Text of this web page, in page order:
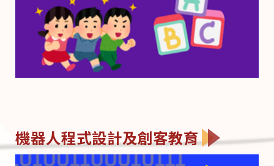
機器人程式設計及創客教育